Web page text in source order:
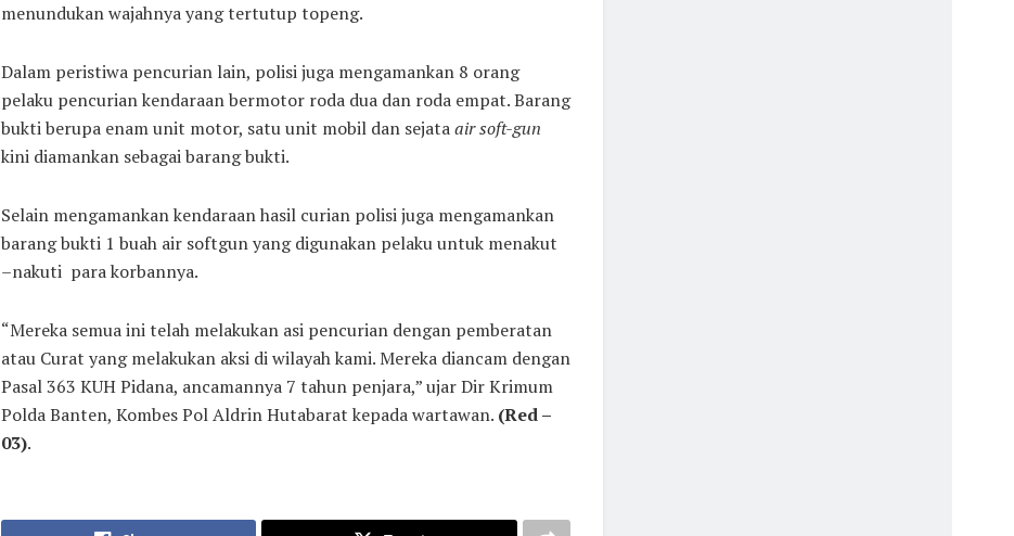
menundukan wajahnya yang tertutup topeng.
Dalam peristiwa pencurian lain, polisi juga mengamankan 8 orang
pelaku pencurian kendaraan bermotor roda dua dan roda empat. Barang
bukti berupa enam unit motor, satu unit mobil dan sejataair soft-gun
kini diamankan sebagai barang bukti.
Selain mengamankan kendaraan hasil curian polisi juga mengamankan
barang bukti 1 buah air softgun yang digunakan pelaku untuk menakut
–nakuti para korbannya.
“Mereka semua ini telah melakukan asi pencurian dengan pemberatan
atau Curat yang melakukan aksi di wilayah kami. Mereka diancam dengan
Pasal 363 KUH Pidana, ancamannya 7 tahun penjara,” ujar Dir Krimum
Polda Banten, Kombes Pol Aldrin Hutabarat kepada wartawan. (Red –
03).